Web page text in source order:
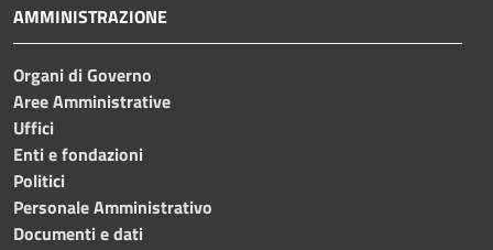
AMMINISTRAZIONE
Organi di Governo
Aree Amministrative
Uffici
Enti e fondazioni
Politici
Personale Amministrativo
Documenti e dati